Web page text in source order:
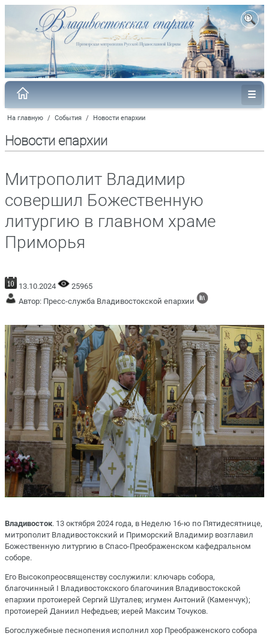
На главную / События / Новости епархии
Новости епархии
Митрополит Владимир
совершил Божественную
литургию в главном храме
Приморья
13.10.2024
25965
Автор: Пресс-служба Владивостокской епархии
Владивосток. 13 октября 2024 года, в Неделю 16-ю по Пятидесятнице,
митрополит Владивостокский и Приморский Владимир возглавил
Божественную литургию в Спасо-Преображенском кафедральном
соборе.
Его Высокопреосвященству сослужили: ключарь собора,
благочинный I Владивостокского благочиния Владивостокской
епархии протоиерей Сергий Шуталев; игумен Антоний (Каменчук);
протоиерей Даниил Нефедьев; иерей Максим Точуков.
Богослужебные песнопения исполнил хор Преображенского собора